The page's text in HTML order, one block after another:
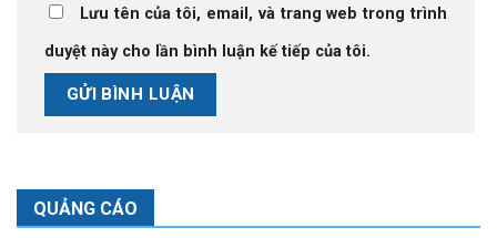
Lưu tên của tôi, email, và trang web trong trình
duyệt này cho lần bình luận kế tiếp của tôi.
QUẢNG CÁO